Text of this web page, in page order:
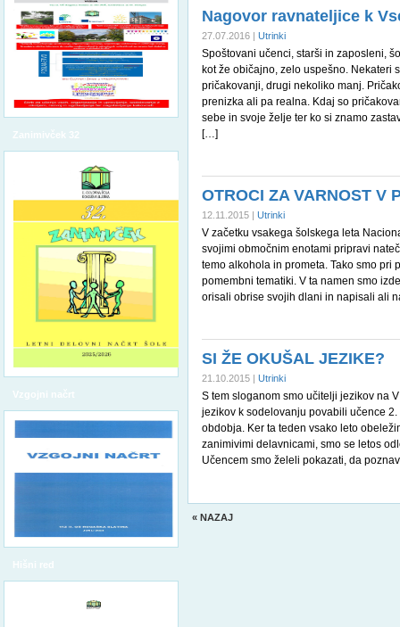
Zanimivček 32
Vzgojni načrt
Hišni red
Nagovor ravnateljice k
27.07.2016 | Utrinki
Spoštovani učenci, starši in zaposleni,
kot že običajno, zelo uspešno. Nekateri
pričakovanji, drugi nekoliko manj.
prenizka ali pa realna. Kdaj so
sebe in svoje želje ter ko si znamo
[…]
OTROCI ZA VARNOST V
12.11.2015 | Utrinki
V začetku vsakega šolskega leta
svojimi območnim enotami pripravi
temo alkohola in prometa. Tako smo pri
pomembni tematiki. V ta namen smo
orisali obrise svojih dlani in napisali ali
SI ŽE OKUŠAL JEZIKE?
21.10.2015 | Utrinki
S tem sloganom smo učitelji jezikov na
jezikov k sodelovanju povabili učence
obdobja. Ker ta teden vsako leto
zanimivimi delavnicami, smo se letos
Učencem smo želeli pokazati, da
« NAZAJ